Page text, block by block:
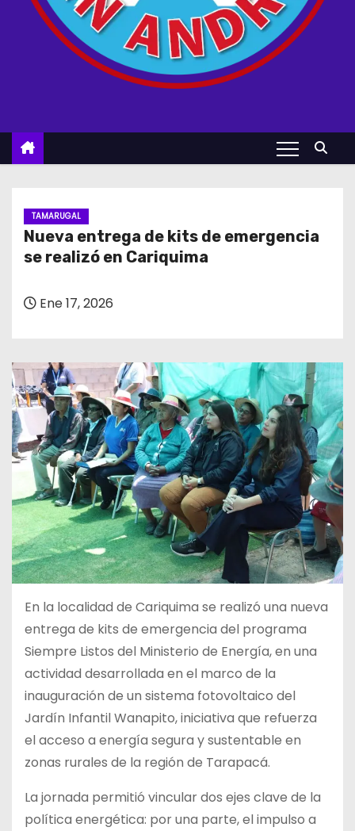
TAMARUGAL
Nueva entrega de kits de emergencia
se realizó en Cariquima
Ene 17, 2026
En la localidad de Cariquima se realizó una nueva
entrega de kits de emergencia del programa
Siempre Listos del Ministerio de Energía, en una
actividad desarrollada en el marco de la
inauguración de un sistema fotovoltaico del
Jardín Infantil Wanapito, iniciativa que refuerza
el acceso a energía segura y sustentable en
zonas rurales de la región de Tarapacá.
La jornada permitió vincular dos ejes clave de la
política energética: por una parte, el impulso a